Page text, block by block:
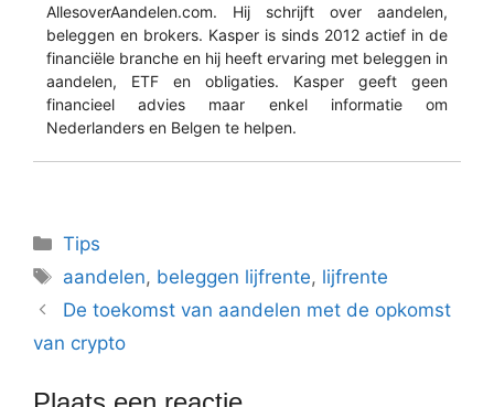
AllesoverAandelen.com. Hij schrijft over aandelen,
beleggen en brokers. Kasper is sinds 2012 actief in de
financiële branche en hij heeft ervaring met beleggen in
aandelen, ETF en obligaties. Kasper geeft geen
financieel advies maar enkel informatie om
Nederlanders en Belgen te helpen.
Categorieën
Tips
Tags
aandelen, beleggen lijfrente, lijfrente
De toekomst van aandelen met de opkomst
van crypto